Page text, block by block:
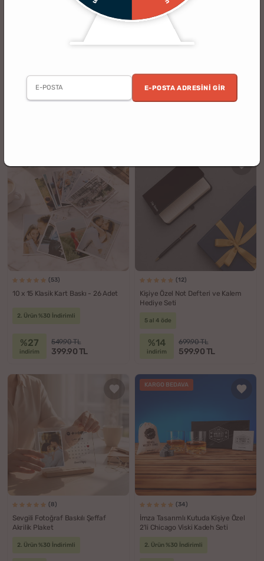
E-POSTA ADRESINI GIR
Hediye Seti
(53)
10 x 15 Klasik Kart Baskı - 26 Adet
2. Ürün %30 İndirimli
%27
indirim
549.90 TL
399.90 TL
(12)
Kişiye Özel Not Defteri ve Kalem
Hediye Seti
5 al 4 öde
%14
indirim
699.90 TL
599.90 TL
(8)
Sevgili Fotoğraf Baskılı Şeffaf
Akrilik Plaket
2. Ürün %30 İndirimli
KARGO BEDAVA
(34)
İmza Tasarımlı Kutuda Kişiye Özel
2'li Chicago Viski Kadeh Seti
2. Ürün %30 İndirimli